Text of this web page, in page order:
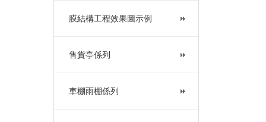
膜結構工程效果圖示例
售貨亭係列
車棚雨棚係列